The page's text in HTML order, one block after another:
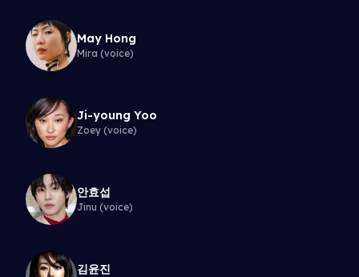
May Hong
Mira (voice)
Ji-young Yoo
Zoey (voice)
안효섭
Jinu (voice)
김윤진